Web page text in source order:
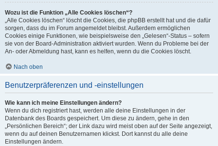
Wozu ist die Funktion „Alle Cookies löschen“?
„Alle Cookies löschen“ löscht die Cookies, die phpBB erstellt hat und die dafür
sorgen, dass du im Forum angemeldet bleibst. Außerdem ermöglichen
Cookies einige Funktionen, wie beispielsweise den „Gelesen“-Status – sofern
sie von der Board-Administration aktiviert wurden. Wenn du Probleme bei der
An- oder Abmeldung hast, kann es helfen, wenn du die Cookies löscht.
Nach oben
Benutzerpräferenzen und -einstellungen
Wie kann ich meine Einstellungen ändern?
Wenn du dich registriert hast, werden alle deine Einstellungen in der
Datenbank des Boards gespeichert. Um diese zu ändern, gehe in den
„Persönlichen Bereich“; der Link dazu wird meist oben auf der Seite angezeigt,
wenn du auf deinen Benutzernamen klickst. Dort kannst du alle deine
Einstellungen ändern.